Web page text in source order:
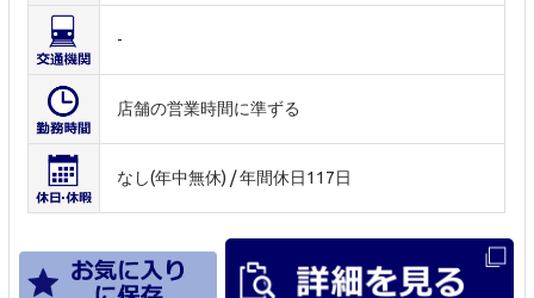
-
店舗の営業時間に準ずる
なし(年中無休) / 年間休日117日